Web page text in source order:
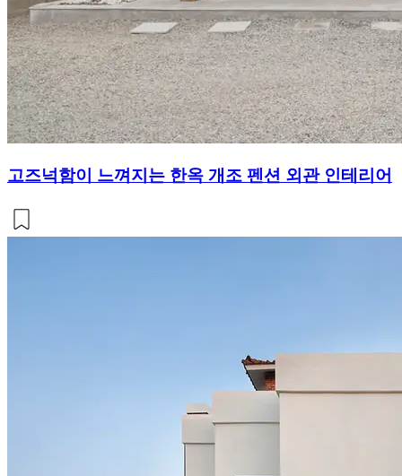
고즈넉함이 느껴지는 한옥 개조 펜션 외관 인테리어